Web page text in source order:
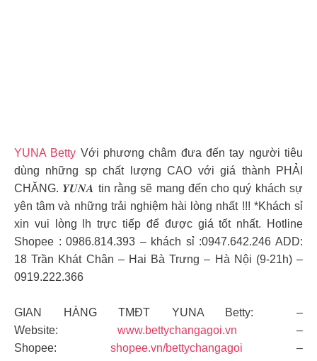
YUNA Betty Với phương châm đưa đến tay người tiêu
dùng những sp chất lượng CAO với giá thành PHẢI
CHĂNG. 𝒀𝑼𝑵𝑨 tin rằng sẽ mang đến cho quý khách sự
yên tâm và những trải nghiệm hài lòng nhất !!! *Khách sỉ
xin vui lòng lh trực tiếp để được giá tốt nhất. Hotline
Shopee : 0986.814.393 – khách sỉ :0947.642.246 ADD:
18 Trần Khát Chân – Hai Bà Trưng – Hà Nội (9-21h) –
0919.222.366
GIAN HÀNG TMĐT YUNA Betty: –
Website: www.bettychangagoi.vn –
Shopee: shopee.vn/bettychangagoi –